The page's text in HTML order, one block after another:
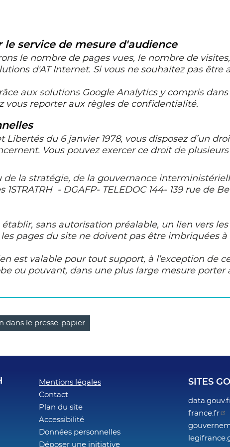
service de mesure d'audience
le nombre de pages vues, le nombre de
d'AT Internet. Si vous ne souhaitez pas être
aux solutions Google Analytics y compris
vous reporter aux règles de confidentialité.
du 6 janvier 1978, vous disposez d’un
Vous pouvez exercer ce droit de plusieurs
la stratégie, de la gouvernance
- DGAFP- TELEDOC 144- 139 rue de
sans autorisation préalable, un lien vers
pages du site ne doivent pas être imbriquées à
est valable pour tout support, à l’exception de
ou pouvant, dans une plus large mesure
dans le presse-papier
Footer
menu
Mentions légales
Contact
Plan du site
Accessibilité
Données personnelles
Déposer une initiative
SITES
france.fr